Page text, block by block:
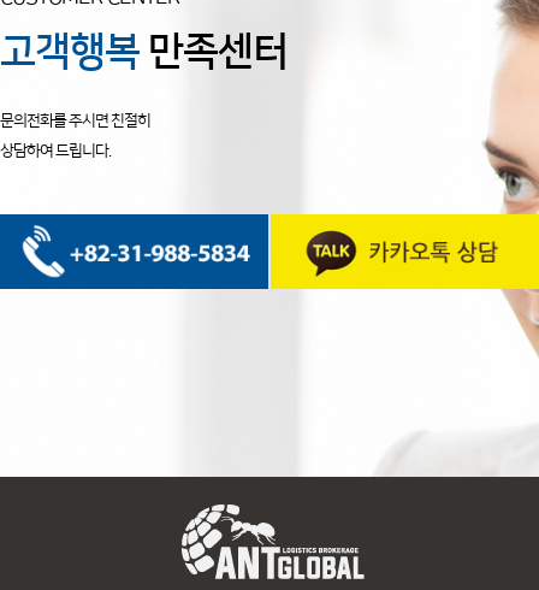
고객행복 만족센터
문의전화를 주시면 친절히
상담하여 드립니다.